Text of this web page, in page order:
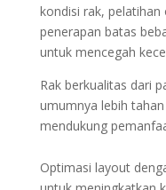
kondisi rak,
penerapan batas
untuk mencegah
Rak berkualitas dari
umumnya lebih
mendukung
Optimasi layout